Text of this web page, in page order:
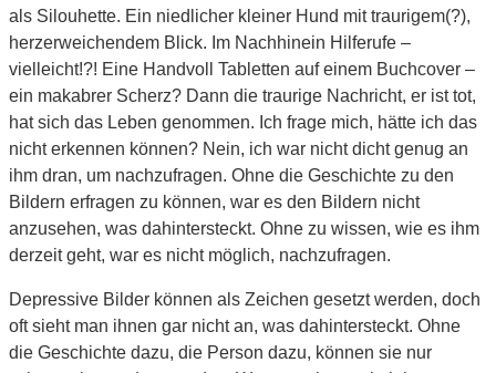
als Silouhette. Ein niedlicher kleiner Hund mit traurigem(?),
herzerweichendem Blick. Im Nachhinein Hilferufe –
vielleicht!?! Eine Handvoll Tabletten auf einem Buchcover –
ein makabrer Scherz? Dann die traurige Nachricht, er ist tot,
hat sich das Leben genommen. Ich frage mich, hätte ich das
nicht erkennen können? Nein, ich war nicht dicht genug an
ihm dran, um nachzufragen. Ohne die Geschichte zu den
Bildern erfragen zu können, war es den Bildern nicht
anzusehen, was dahintersteckt. Ohne zu wissen, wie es ihm
derzeit geht, war es nicht möglich, nachzufragen.
Depressive Bilder können als Zeichen gesetzt werden, doch
oft sieht man ihnen gar nicht an, was dahintersteckt. Ohne
die Geschichte dazu, die Person dazu, können sie nur